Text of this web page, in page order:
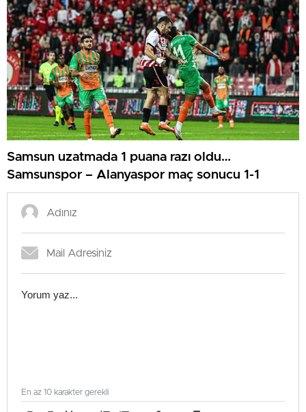
Samsun uzatmada 1 puana razı oldu…
Samsunspor – Alanyaspor maç sonucu 1-1
En az 10 karakter gerekli